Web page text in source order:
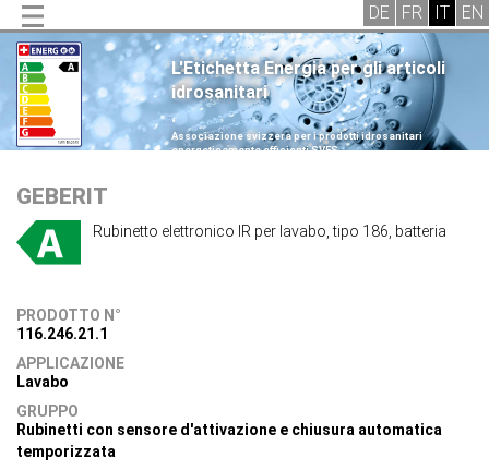
L'Etichetta Energia per gli articoli
idrosanitari
.
Associazione svizzera per i prodotti idrosanitari
energeticamente efficienti SVES
GEBERIT
Rubinetto elettronico IR per lavabo, tipo 186, batteria
PRODOTTO N°
116.246.21.1
APPLICAZIONE
Lavabo
GRUPPO
Rubinetti con sensore d'attivazione e chiusura automatica
temporizzata